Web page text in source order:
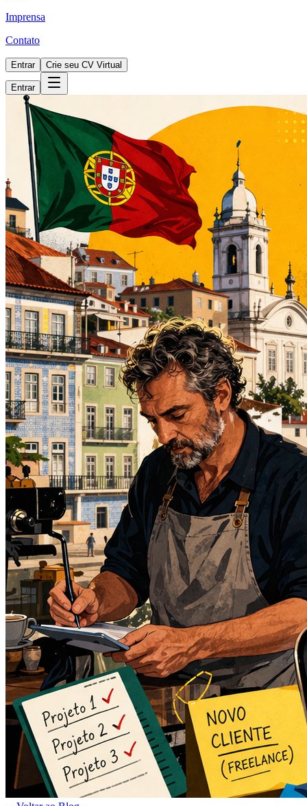
Imprensa
Contato
Entrar Crie seu CV Virtual
Entrar